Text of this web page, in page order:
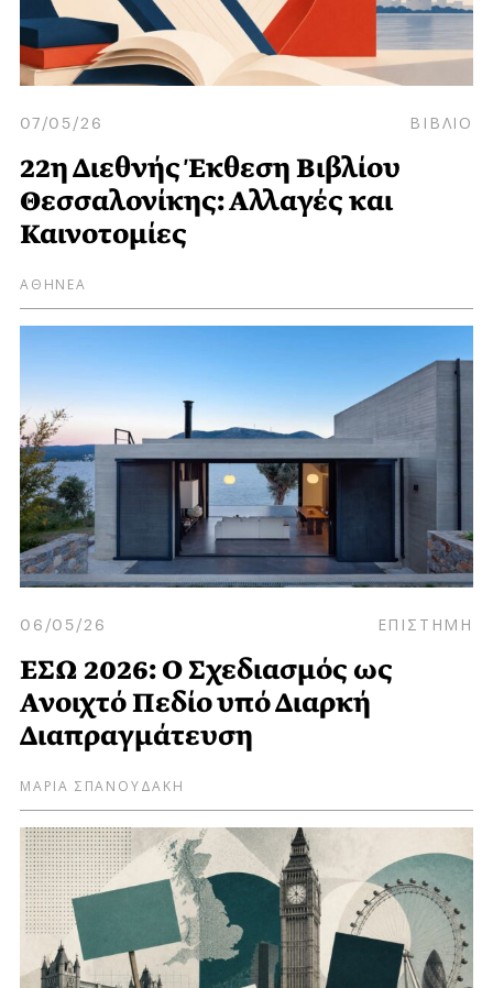
07/05/26 ΒΙΒΛΙΟ
22η Διεθνής Έκθεση Βιβλίου
Θεσσαλονίκης: Αλλαγές και
Καινοτομίες
ΑΘΗΝΕΑ
06/05/26 ΕΠΙΣΤΗΜΗ
ΕΣΩ 2026: Ο Σχεδιασμός ως
Ανοιχτό Πεδίο υπό Διαρκή
Διαπραγμάτευση
ΜΑΡΙΑ ΣΠΑΝΟΥΔΑΚΗ